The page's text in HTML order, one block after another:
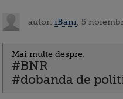
autor: iBani , 5
Mai multe despre:
#BNR
#dobanda de